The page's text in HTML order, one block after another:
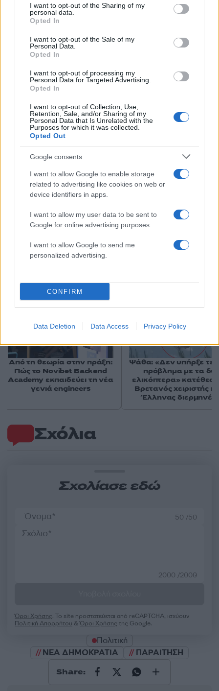
not limited to your visit or usage behaviour. You may click to
grant or deny consent to Google and its third-party tags to
use your data for below specified purposes in below Google
consent section.
I want to opt-out of the Sharing of my
personal data.
Opted In
I want to opt-out of the Sale of my
Personal Data.
Opted In
I want to opt-out of processing my
Personal Data for Targeted Advertising.
Opted In
I want to opt-out of Collection, Use,
Retention, Sale, and/or Sharing of my
Personal Data that Is Unrelated with the
Purposes for which it was collected.
Opted Out
Google consents
I want to allow Google to enable storage
related to advertising like cookies on web or
device identifiers in apps.
I want to allow my user data to be sent to
Google for online advertising purposes.
I want to allow Google to send me
personalized advertising.
CONFIRM
Data Deletion Data Access Privacy Policy
πίστεψαν στο πρόσωπό μου και συμπορεύθηκαν
μαζί μου στους ατομικούς αγώνες μου με την
πεποίθηση πως δεν τους πρόδωσα ποτέ, με την
ευχή πως δεν τους απογοήτευσα ποτέ και με την
ξανανταμώσουμε σε κοινές μάχες για τα ιδανικά
ΔΙΑΦΗΜΙΣΗ
Σχόλια
Σχολίασε εδώ
50 /50
2000 /2000
Όροι Χρήσης. Το site προστατεύεται από reCAPTCHA, ισχύουν
Πολιτική Απορρήτου &Όροι Χρήσης της Google.
Πολιτική
ΝΕΑ ΔΗΜΟΚΡΑΤΙΑ
ΠΑΡΑΙΤΗΣΗ
Share:
Αν τα χάσατε
Από τη θεωρία στην πράξη:
Πώς το Novibet Backend
Academy εκπαιδεύει τη νέα
γενιά engineers
Ψάθα: «Δεν υπήρξε
πρόβλημα με τα
ελικόπτερα»
Βρετανός χειριστής
Έλληνας